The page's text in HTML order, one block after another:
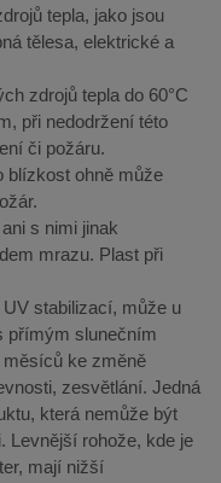
tepla, jako jsou
tělesa, elektrické a
zdrojů tepla do 60°C
při nedodržení této
či požáru.
blízkost ohně může
s nimi jinak
mrazu. Plast při
stabilizací, může u
přímým slunečním
ke změně
zesvětlání. Jedná
která nemůže být
Levnější rohože, kde je
mají nižší